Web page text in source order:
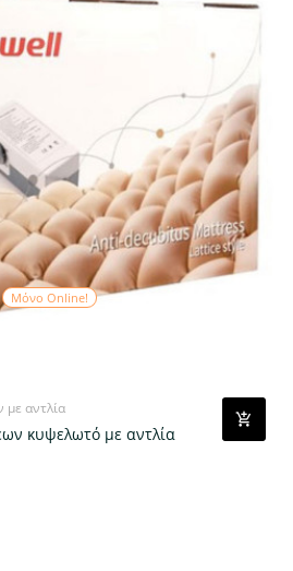
Μόνο Online!
με αντλία
κυψελωτό με αντλία